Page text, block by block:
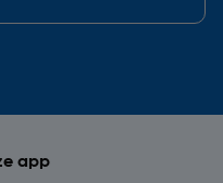
app